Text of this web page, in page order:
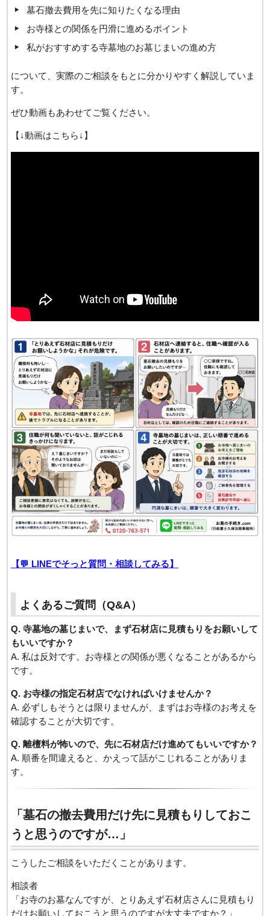
墓石撤去費用を先に知りたくなる理由
お寺様との関係を円滑に進めるポイント
私がおすすめする寺墓地のお墓じまいの進め方
について、実際のご相談をもとに分かりやすく解説していま
す。
ぜひ動画もあわせてご覧ください。
【↓動画はこちら↓】
【💬 LINEでそっと質問・相談してみる】
よくあるご質問（Q&A）
Q. 寺墓地の墓じまいで、まず石材店に見積もりをお願いして
もいいですか？
A. 私は反対です。お寺様との関係が悪くなることがあるから
です。
Q. お寺様の指定石材店でなければいけませんか？
A. 必ずしもそうとは限りませんが、まずはお寺様のお考えを
確認することが大切です。
Q. 離檀料が怖いので、先に石材店だけ進めてもいいですか？
A. 順番を間違えると、かえって話がこじれることがありま
す。
「墓石の撤去費用だけ先に見積もりしておこ
うと思うのですが…」
こうしたご相談をいただくことがあります。
相談者
「お寺のお墓なんですが、とりあえず石材店さんに見積もり
だけお願いしておこうと思うのですが大丈夫ですか？」